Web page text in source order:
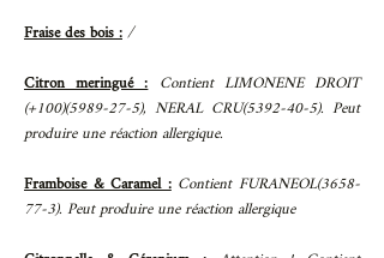
Fraise des bois :/
Citron meringué :Contient LIMONENE DROIT
(+100)(5989-27-5), NERAL CRU(5392-40-5). Peut
produire une réaction allergique.
Framboise & Caramel :Contient FURANEOL(3658-
77-3). Peut produire une réaction allergique